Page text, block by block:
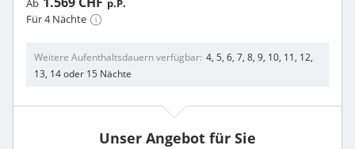
Ab
p.P.
Für 4 Nächte
Weitere Aufenthaltsdauern verfügbar 4, 5, 6, 7, 8, 9, 10, 11, 12,
13, 14 oder 15 Nächte
Unser Angebot für Sie